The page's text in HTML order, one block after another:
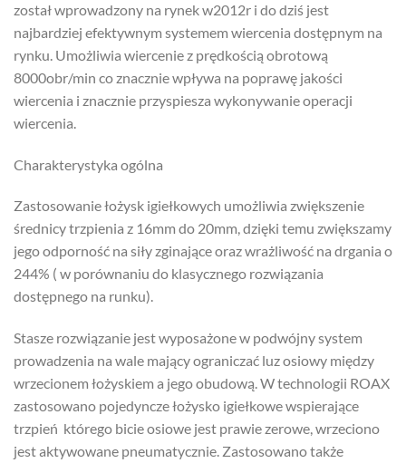
został wprowadzony na rynek w2012r i do dziś jest
najbardziej efektywnym systemem wiercenia dostępnym na
rynku. Umożliwia wiercenie z prędkością obrotową
8000obr/min co znacznie wpływa na poprawę jakości
wiercenia i znacznie przyspiesza wykonywanie operacji
wiercenia.
Charakterystyka ogólna
Zastosowanie łożysk igiełkowych umożliwia zwiększenie
średnicy trzpienia z 16mm do 20mm, dzięki temu zwiększamy
jego odporność na siły zginające oraz wrażliwość na drgania o
244% ( w porównaniu do klasycznego rozwiązania
dostępnego na runku).
Stasze rozwiązanie jest wyposażone w podwójny system
prowadzenia na wale mający ograniczać luz osiowy między
wrzecionem łożyskiem a jego obudową. W technologii ROAX
zastosowano pojedyncze łożysko igiełkowe wspierające
trzpień którego bicie osiowe jest prawie zerowe, wrzeciono
jest aktywowane pneumatycznie. Zastosowano także